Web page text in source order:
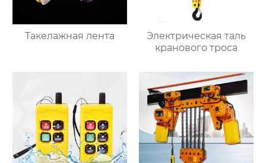
Такелажная лента
Электрическая таль
кранового троса